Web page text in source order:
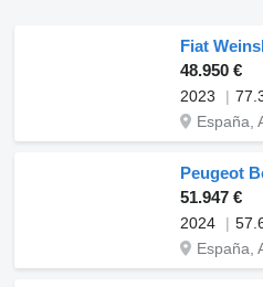
48.950 €
2023
España,
Peugeot
51.947 €
2024
España,